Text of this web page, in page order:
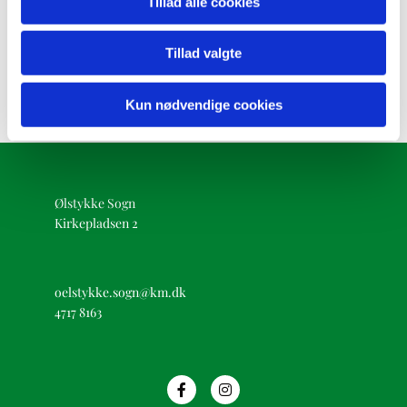
Tillad valgte
Kun nødvendige cookies
Ølstykke Sogn
Kirkepladsen 2
oelstykke.sogn@km.dk
4717 8163